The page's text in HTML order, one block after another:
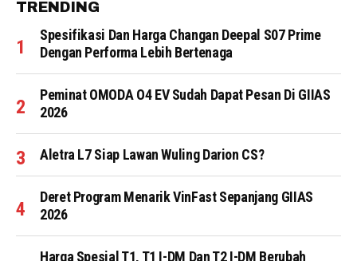
TRENDING
Spesifikasi Dan Harga Changan Deepal S07 Prime
Dengan Performa Lebih Bertenaga
Peminat OMODA O4 EV Sudah Dapat Pesan Di GIIAS
2026
Aletra L7 Siap Lawan Wuling Darion CS?
Deret Program Menarik VinFast Sepanjang GIIAS
2026
Harga Spesial T1, T1 I-DM Dan T2 I-DM Berubah